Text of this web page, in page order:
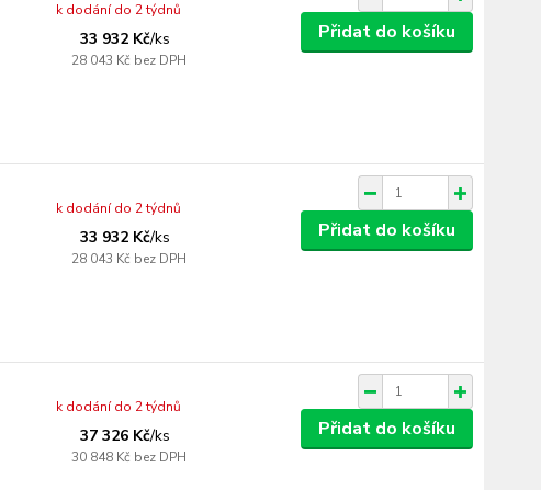
33 932 Kč/ks
28 043 Kč bez DPH
k dodání do 2 týdnů
Přidat do košíku
33 932 Kč/ks
28 043 Kč bez DPH
k dodání do 2 týdnů
Přidat do košíku
37 326 Kč/ks
30 848 Kč bez DPH
k dodání do 2 týdnů
Přidat do košíku